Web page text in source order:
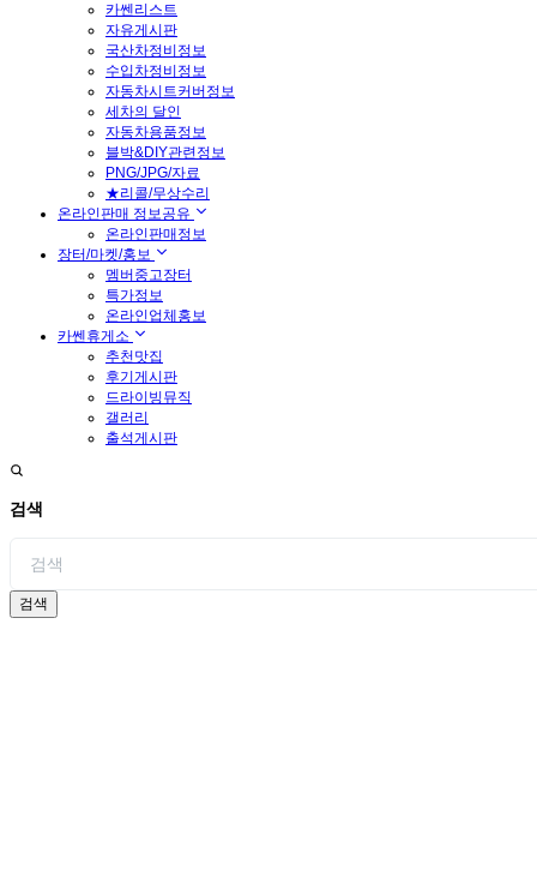
카쎈리스트
자유게시판
국산차정비정보
수입차정비정보
자동차시트커버정보
세차의 달인
자동차용품정보
블박&DIY관련정보
PNG/JPG/자료
★리콜/무상수리
온라인판매 정보공유
온라인판매정보
장터/마켓/홍보
멤버중고장터
특가정보
온라인업체홍보
카쎈휴게소
추천맛집
후기게시판
드라이빙뮤직
갤러리
출석게시판
검색
검색